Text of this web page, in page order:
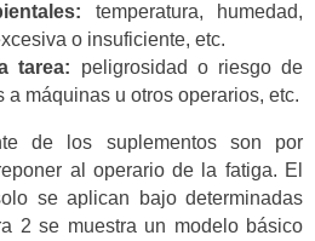
temperatura, humedad,
o insuficiente, etc.
tarea: peligrosidad o riesgo de
a máquinas u otros operarios, etc.
de los suplementos son por
al operario de la fatiga. El
se aplican bajo determinadas
2 se muestra un modelo básico